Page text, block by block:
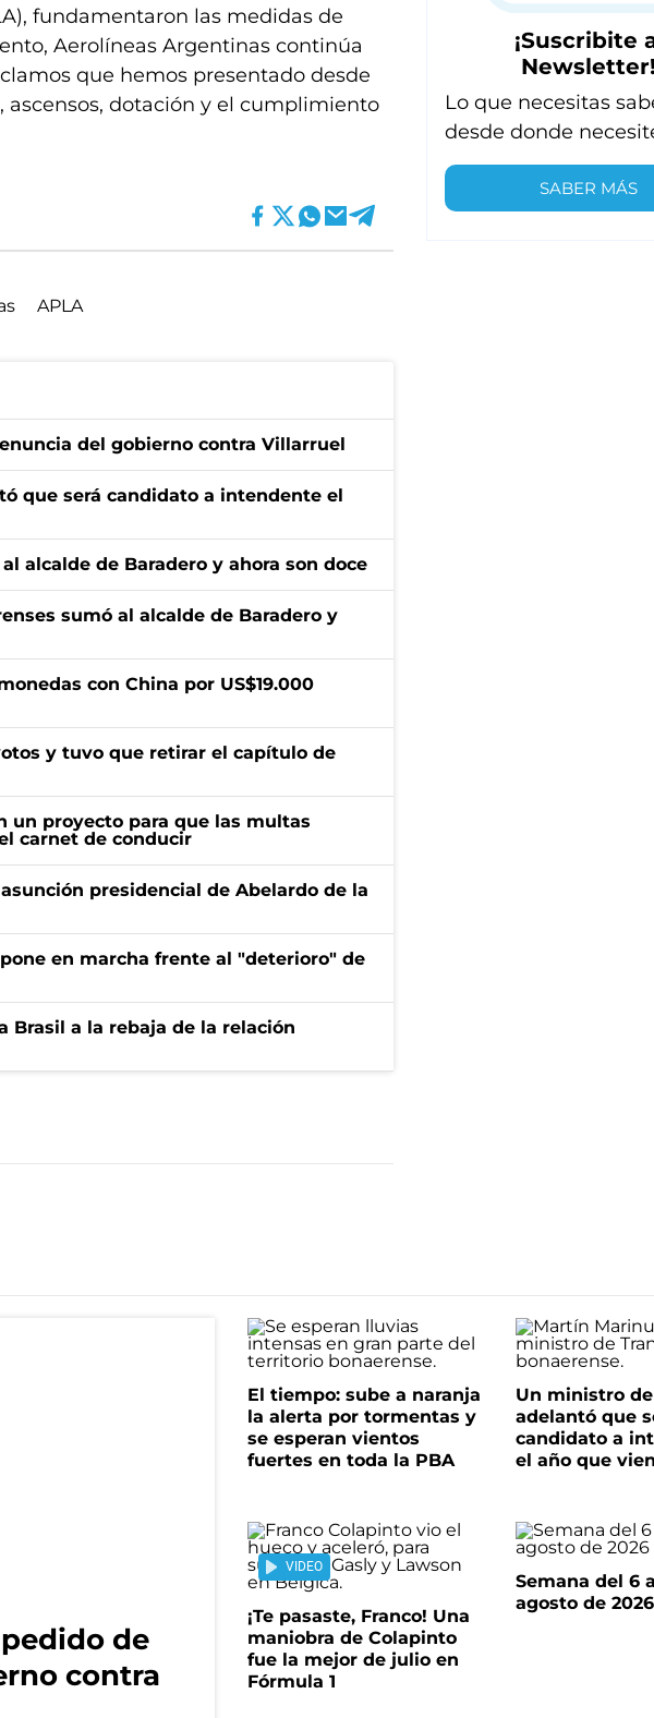
fundamentaron las medidas de
Aerolíneas Argentinas continúa
que hemos presentado desde
ascensos, dotación y el cumplimiento
APLA
del gobierno contra Villarruel
que será candidato a intendente el
alcalde de Baradero y ahora son doce
sumó al alcalde de Baradero y
con China por US$19.000
y tuvo que retirar el capítulo de
un proyecto para que las multas
carnet de conducir
presidencial de Abelardo de la
en marcha frente al "deterioro" de
Brasil a la rebaja de la relación
¡Suscribite
Newsletter!
Lo que necesitas
desde donde
SABER MÁS
de
contra
El tiempo: sube a naranja
la alerta por tormentas y
se esperan vientos
fuertes en toda la PBA
Un ministro
adelantó que
candidato a
el año que
VIDEO
¡Te pasaste, Franco! Una
maniobra de Colapinto
fue la mejor de julio en
Fórmula 1
Semana del 6
agosto de 2026